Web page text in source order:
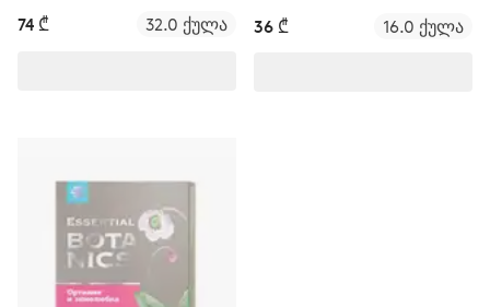
74 ₾ 32.0 ქულა 36 ₾ 16.0 ქულა